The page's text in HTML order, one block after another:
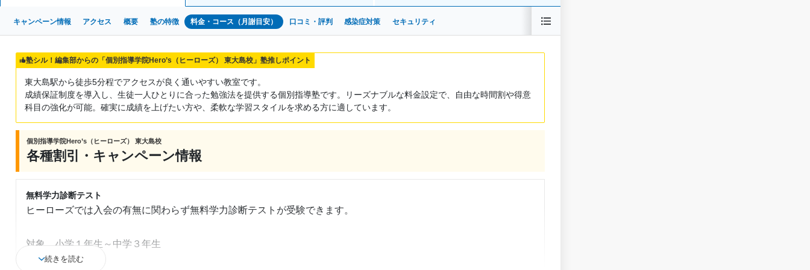
キャンペーン情報 アクセス 概要 塾の特徴 料金・コース（月謝目安） 口コミ・評判 感染症対策 セキュリティ
塾シル！編集部からの「個別指導学院Hero’s（ヒーローズ） 東大島校」塾推しポイント
東大島駅から徒歩5分程でアクセスが良く通いやすい教室です。
成績保証制度を導入し、生徒一人ひとりに合った勉強法を提供する個別指導塾です。リーズナブルな料金設定で、自由な時間割や得意
科目の強化が可能。確実に成績を上げたい方や、柔軟な学習スタイルを求める方に適しています。
個別指導学院Hero’s（ヒーローズ） 東大島校
各種割引・キャンペーン情報
無料学力診断テスト
ヒーローズでは入会の有無に関わらず無料学力診断テストが受験できます。
対象 小学１年生～中学３年生
◆小学生
続きを読む